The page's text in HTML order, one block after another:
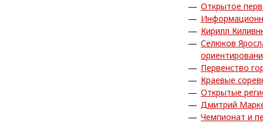
Открытое
Кирилл
Селюков
Первенство
Краевые
Открытые
Дмитрий
Чемпионат и